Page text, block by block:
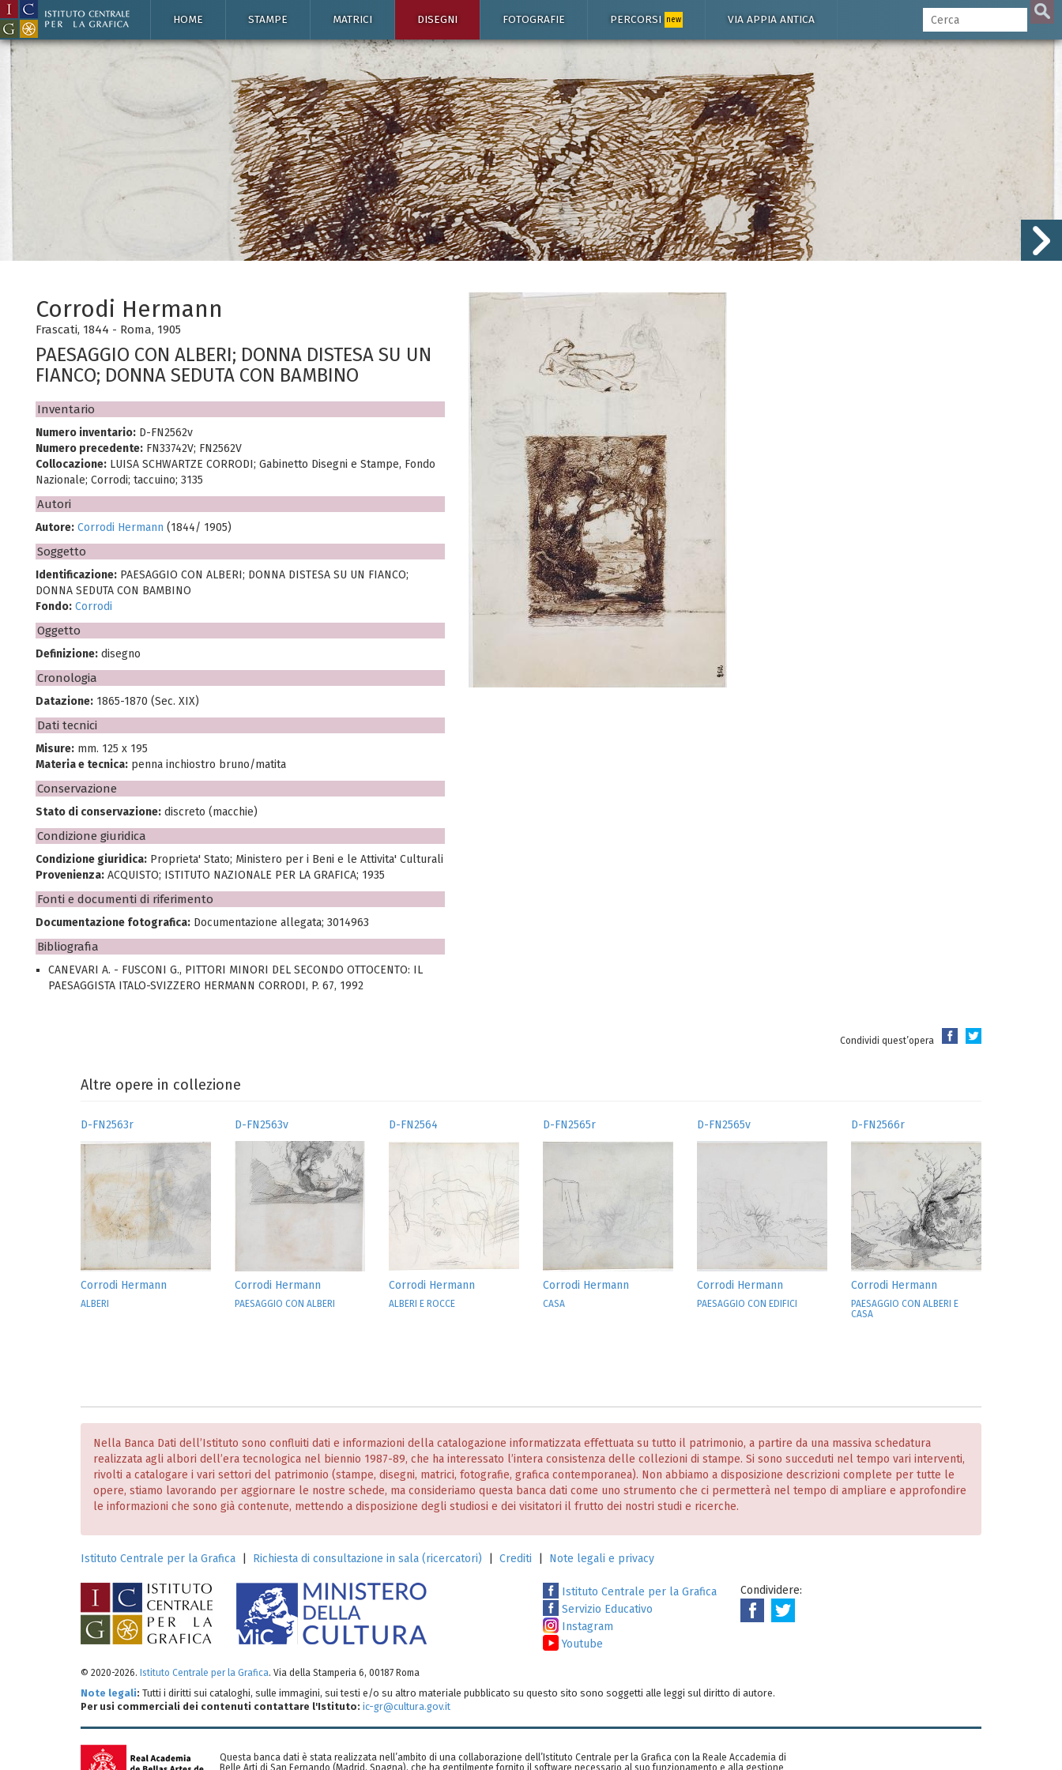
HOME STAMPE MATRICI DISEGNI FOTOGRAFIE PERCORSI new VIA APPIA ANTICA
Corrodi Hermann
Frascati, 1844 - Roma, 1905
PAESAGGIO CON ALBERI; DONNA DISTESA SU UN
FIANCO; DONNA SEDUTA CON BAMBINO
Inventario
Numero inventario: D-FN2562v
Numero precedente: FN33742V; FN2562V
Collocazione: LUISA SCHWARTZE CORRODI; Gabinetto Disegni e Stampe, Fondo
Nazionale; Corrodi; taccuino; 3135
Autori
Autore: Corrodi Hermann (1844/ 1905)
Soggetto
Identificazione: PAESAGGIO CON ALBERI; DONNA DISTESA SU UN FIANCO;
DONNA SEDUTA CON BAMBINO
Fondo: Corrodi
Oggetto
Definizione: disegno
Cronologia
Datazione: 1865-1870 (Sec. XIX)
Dati tecnici
Misure: mm. 125 x 195
Materia e tecnica: penna inchiostro bruno/matita
Conservazione
Stato di conservazione: discreto (macchie)
Condizione giuridica
Condizione giuridica: Proprieta' Stato; Ministero per i Beni e le Attivita' Culturali
Provenienza: ACQUISTO; ISTITUTO NAZIONALE PER LA GRAFICA; 1935
Fonti e documenti di riferimento
Documentazione fotografica: Documentazione allegata; 3014963
Bibliografia
CANEVARI A. - FUSCONI G., PITTORI MINORI DEL SECONDO OTTOCENTO: IL
PAESAGGISTA ITALO-SVIZZERO HERMANN CORRODI, P. 67, 1992
Condividi quest’opera
Altre opere in collezione
D-FN2563r
Corrodi Hermann
ALBERI
D-FN2563v
Corrodi Hermann
PAESAGGIO CON ALBERI
D-FN2564
Corrodi Hermann
ALBERI E ROCCE
D-FN2565r
Corrodi Hermann
CASA
D-FN2565v
Corrodi Hermann
PAESAGGIO CON EDIFICI
D-FN2566r
Corrodi Hermann
PAESAGGIO CON ALBERI E
CASA
Nella Banca Dati dell’Istituto sono confluiti dati e informazioni della catalogazione informatizzata effettuata su tutto il patrimonio, a partire da una massiva schedatura
realizzata agli albori dell’era tecnologica nel biennio 1987-89, che ha interessato l’intera consistenza delle collezioni di stampe. Si sono succeduti nel tempo vari interventi,
rivolti a catalogare i vari settori del patrimonio (stampe, disegni, matrici, fotografie, grafica contemporanea). Non abbiamo a disposizione descrizioni complete per tutte le
opere, stiamo lavorando per aggiornare le nostre schede, ma consideriamo questa banca dati come uno strumento che ci permetterà nel tempo di ampliare e approfondire
le informazioni che sono già contenute, mettendo a disposizione degli studiosi e dei visitatori il frutto dei nostri studi e ricerche.
Istituto Centrale per la Grafica Richiesta di consultazione in sala (ricercatori) Crediti Note legali e privacy
Istituto Centrale per la Grafica
Servizio Educativo
Instagram
Youtube
Condividere:
© 2020-2026. Istituto Centrale per la Grafica. Via della Stamperia 6, 00187 Roma
Note legali: Tutti i diritti sui cataloghi, sulle immagini, sui testi e/o su altro materiale pubblicato su questo sito sono soggetti alle leggi sul diritto di autore.
Per usi commerciali dei contenuti contattare l'Istituto: ic-gr@cultura.gov.it
Questa banca dati è stata realizzata nell’ambito di una collaborazione dell’Istituto Centrale per la Grafica con la Reale Accademia di
Belle Arti di San Fernando (Madrid, Spagna), che ha gentilmente fornito il software necessario al suo funzionamento e alla gestione